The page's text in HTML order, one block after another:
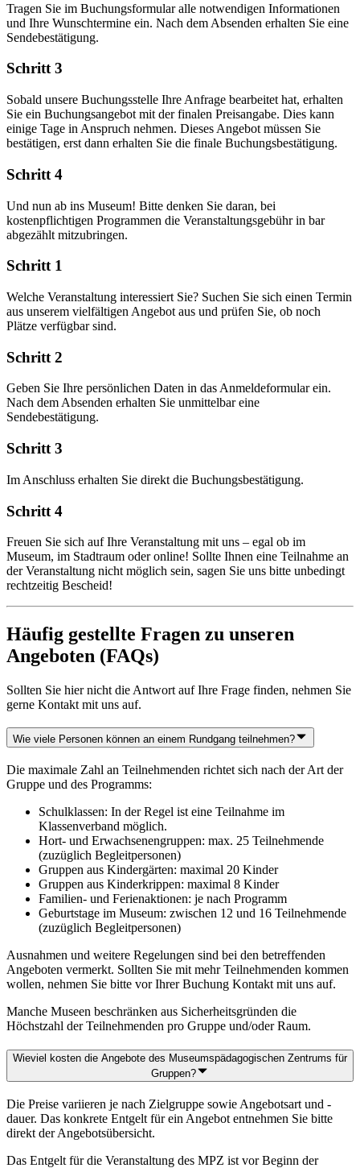
Tragen Sie im Buchungsformular alle notwendigen Informationen
und Ihre Wunschtermine ein. Nach dem Absenden erhalten Sie eine
Sendebestätigung.
Schritt 3
Sobald unsere Buchungsstelle Ihre Anfrage bearbeitet hat, erhalten
Sie ein Buchungsangebot mit der finalen Preisangabe. Dies kann
einige Tage in Anspruch nehmen. Dieses Angebot müssen Sie
bestätigen, erst dann erhalten Sie die finale Buchungsbestätigung.
Schritt 4
Und nun ab ins Museum! Bitte denken Sie daran, bei
kostenpflichtigen Programmen die Veranstaltungsgebühr in bar
abgezählt mitzubringen.
Schritt 1
Welche Veranstaltung interessiert Sie? Suchen Sie sich einen Termin
aus unserem vielfältigen Angebot aus und prüfen Sie, ob noch
Plätze verfügbar sind.
Schritt 2
Geben Sie Ihre persönlichen Daten in das Anmeldeformular ein.
Nach dem Absenden erhalten Sie unmittelbar eine
Sendebestätigung.
Schritt 3
Im Anschluss erhalten Sie direkt die Buchungsbestätigung.
Schritt 4
Freuen Sie sich auf Ihre Veranstaltung mit uns – egal ob im
Museum, im Stadtraum oder online! Sollte Ihnen eine Teilnahme an
der Veranstaltung nicht möglich sein, sagen Sie uns bitte unbedingt
rechtzeitig Bescheid!
Häufig gestellte Fragen zu unseren
Angeboten (FAQs)
Sollten Sie hier nicht die Antwort auf Ihre Frage finden, nehmen Sie
gerne Kontakt mit uns auf.
Wie viele Personen können an einem Rundgang teilnehmen?
Die maximale Zahl an Teilnehmenden richtet sich nach der Art der
Gruppe und des Programms:
Schulklassen: In der Regel ist eine Teilnahme im
Klassenverband möglich.
Hort- und Erwachsenengruppen: max. 25 Teilnehmende
(zuzüglich Begleitpersonen)
Gruppen aus Kindergärten: maximal 20 Kinder
Gruppen aus Kinderkrippen: maximal 8 Kinder
Familien- und Ferienaktionen: je nach Programm
Geburtstage im Museum: zwischen 12 und 16 Teilnehmende
(zuzüglich Begleitpersonen)
Ausnahmen und weitere Regelungen sind bei den betreffenden
Angeboten vermerkt. Sollten Sie mit mehr Teilnehmenden kommen
wollen, nehmen Sie bitte vor Ihrer Buchung Kontakt mit uns auf.
Manche Museen beschränken aus Sicherheitsgründen die
Höchstzahl der Teilnehmenden pro Gruppe und/oder Raum.
Wieviel kosten die Angebote des Museumspädagogischen Zentrums für
Gruppen?
Die Preise variieren je nach Zielgruppe sowie Angebotsart und -
dauer. Das konkrete Entgelt für ein Angebot entnehmen Sie bitte
direkt der Angebotsübersicht.
Das Entgelt für die Veranstaltung des MPZ ist vor Beginn der